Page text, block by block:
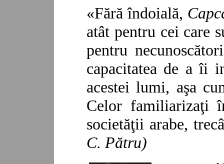
«Fără îndoială,
atât pentru cei care
pentru
capacitatea de a îi
acestei lumi, aşa
Celor familiarizaţi
societăţii arabe,
C. Pătru)